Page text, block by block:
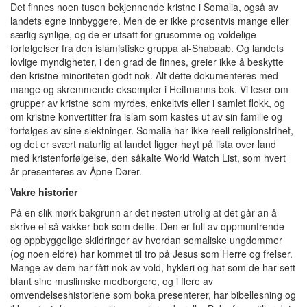
Det finnes noen tusen bekjennende kristne i Somalia, også av
landets egne innbyggere. Men de er ikke prosentvis mange eller
særlig synlige, og de er utsatt for grusomme og voldelige
forfølgelser fra den islamistiske gruppa al-Shabaab. Og landets
lovlige myndigheter, i den grad de finnes, greier ikke å beskytte
den kristne minoriteten godt nok. Alt dette dokumenteres med
mange og skremmende eksempler i Heitmanns bok. Vi leser om
grupper av kristne som myrdes, enkeltvis eller i samlet flokk, og
om kristne konvertitter fra islam som kastes ut av sin familie og
forfølges av sine slektninger. Somalia har ikke reell religionsfrihet,
og det er svært naturlig at landet ligger høyt på lista over land
med kristenforfølgelse, den såkalte World Watch List, som hvert
år presenteres av Åpne Dører.
Vakre historier
På en slik mørk bakgrunn ar det nesten utrolig at det går an å
skrive ei så vakker bok som dette. Den er full av oppmuntrende
og oppbyggelige skildringer av hvordan somaliske ungdommer
(og noen eldre) har kommet til tro på Jesus som Herre og frelser.
Mange av dem har fått nok av vold, hykleri og hat som de har sett
blant sine muslimske medborgere, og i flere av
omvendelseshistoriene som boka presenterer, har bibellesning og